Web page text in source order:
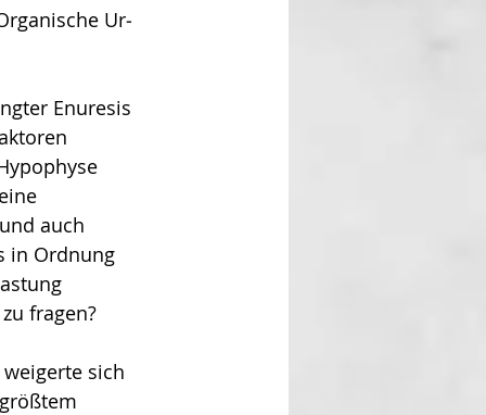
Ur­
Enuresis
auch
in Ordnung
fragen?
sich